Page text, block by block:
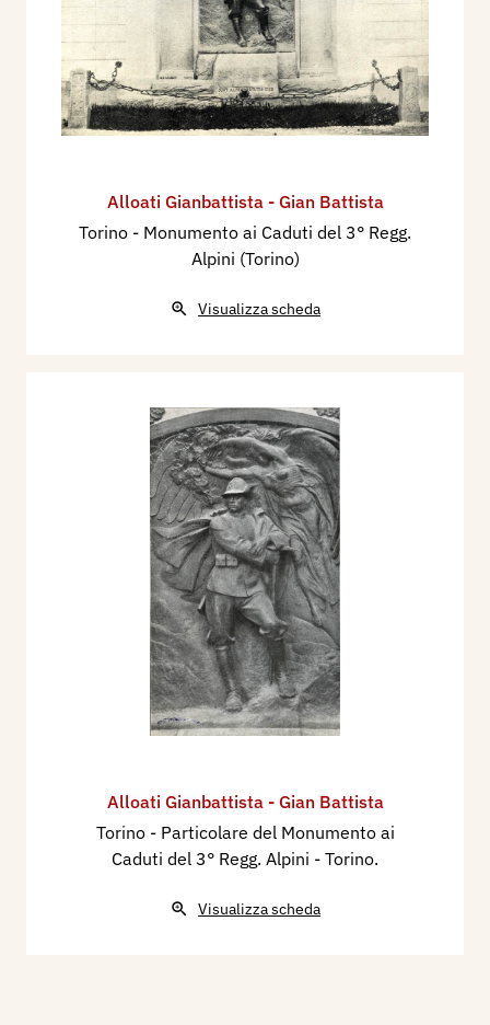
Alloati Gianbattista - Gian Battista
Torino - Monumento ai Caduti del 3° Regg.
Alpini (Torino)
Visualizza scheda
Alloati Gianbattista - Gian Battista
Torino - Particolare del Monumento ai
Caduti del 3° Regg. Alpini - Torino.
Visualizza scheda